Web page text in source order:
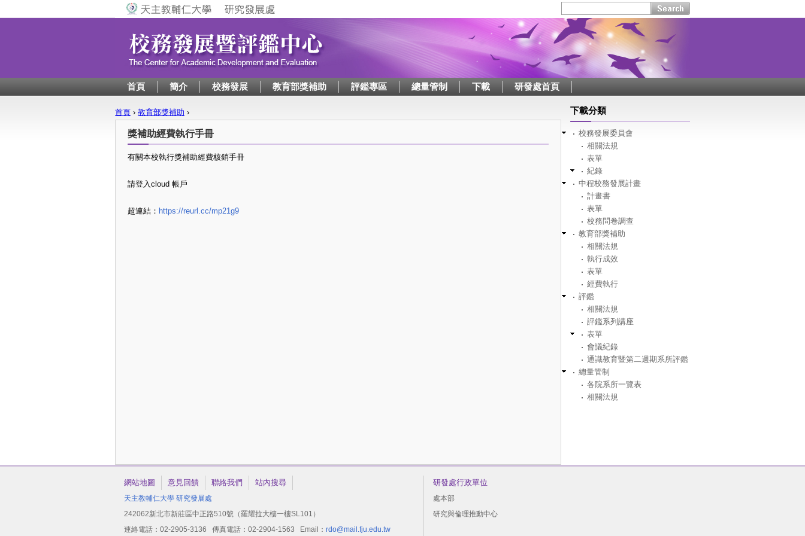
首頁 簡介 校務發展 教育部獎補助 評鑑專區 總量管制 下載 研發處首頁
下載分類
校務發展委員會
相關法規
表單
紀錄
中程校務發展計畫
計畫書
表單
校務問卷調查
教育部獎補助
相關法規
執行成效
表單
經費執行
評鑑
相關法規
評鑑系列講座
表單
會議紀錄
通識教育暨第二週期系所評鑑
總量管制
各院系所一覽表
相關法規
您在這裡
首頁 › 教育部獎補助 ›
獎補助經費執行手冊
有關本校執行獎補助經費核銷手冊
請登入cloud 帳戶
超連結： https://reurl.cc/mp21g9
網站地圖 意見回饋 聯絡我們 站內搜尋
天主教輔仁大學 研究發展處
242062新北市新莊區中正路510號（羅耀拉大樓一樓SL101）
連絡電話：02-2905-3136 傳真電話：02-2904-1563 Email： rdo@mail.fju.edu.tw
研發處行政單位
處本部
研究與倫理推動中心